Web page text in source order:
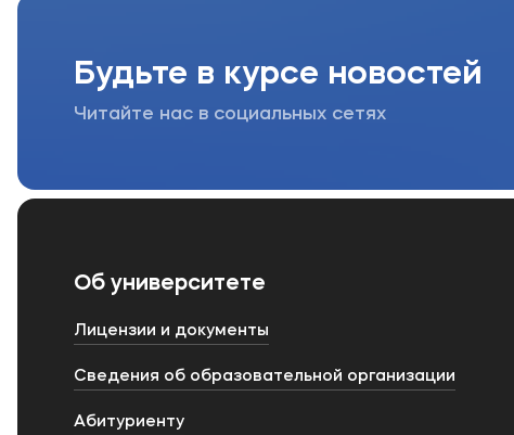
Будьте в курсе новостей
Читайте нас в социальных сетях
Об университете
Лицензии и документы
Сведения об образовательной организации
Абитуриенту